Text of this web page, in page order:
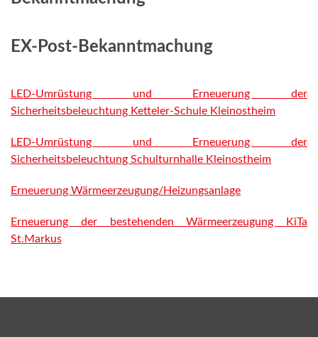
EX-Post-Bekanntmachung
LED-Umrüstung und Erneuerung der
Sicherheitsbeleuchtung Ketteler-Schule Kleinostheim
LED-Umrüstung und Erneuerung der
Sicherheitsbeleuchtung Schulturnhalle Kleinostheim
Erneuerung Wärmeerzeugung/Heizungsanlage
Erneuerung der bestehenden Wärmeerzeugung KiTa
St.Markus